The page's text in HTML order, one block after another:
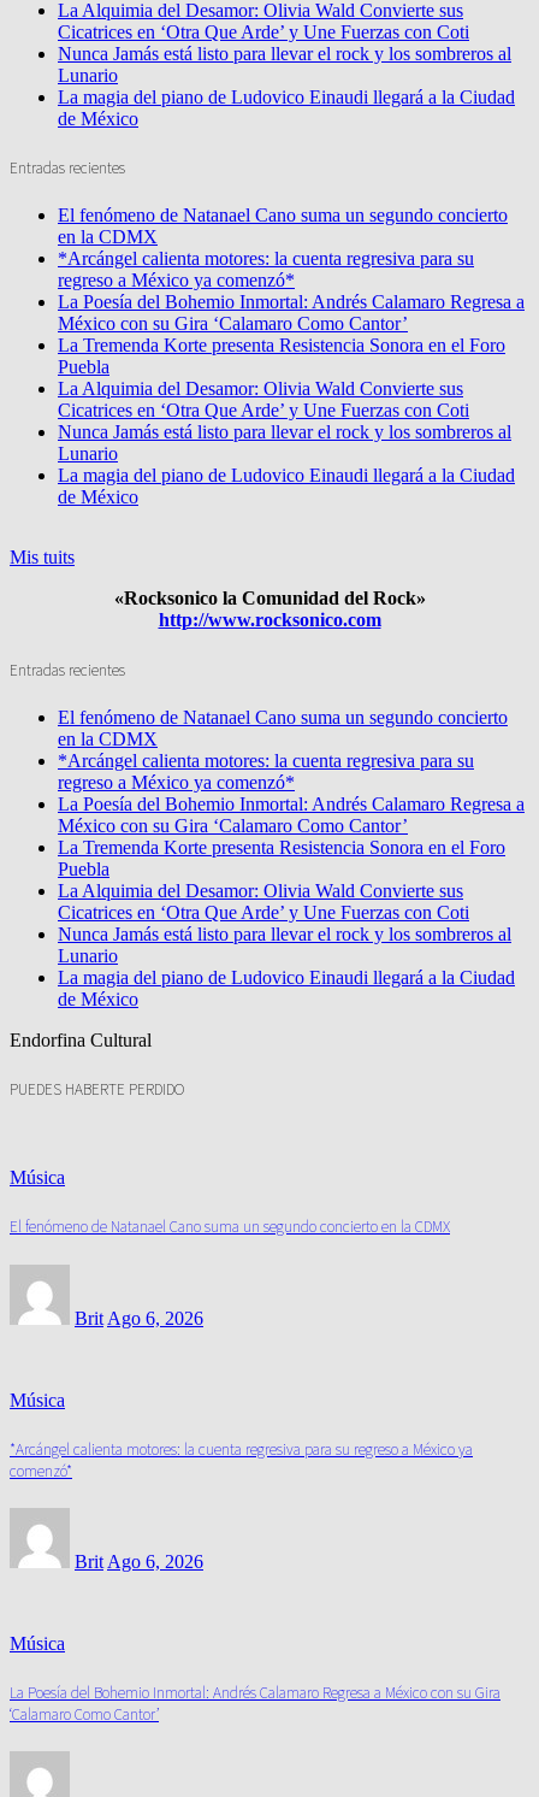
La Alquimia del Desamor: Olivia Wald Convierte sus
Cicatrices en ‘Otra Que Arde’ y Une Fuerzas con Coti
Nunca Jamás está listo para llevar el rock y los sombreros al
Lunario
La magia del piano de Ludovico Einaudi llegará a la Ciudad
de México
Entradas recientes
El fenómeno de Natanael Cano suma un segundo concierto
en la CDMX
*Arcángel calienta motores: la cuenta regresiva para su
regreso a México ya comenzó*
La Poesía del Bohemio Inmortal: Andrés Calamaro Regresa a
México con su Gira ‘Calamaro Como Cantor’
La Tremenda Korte presenta Resistencia Sonora en el Foro
Puebla
La Alquimia del Desamor: Olivia Wald Convierte sus
Cicatrices en ‘Otra Que Arde’ y Une Fuerzas con Coti
Nunca Jamás está listo para llevar el rock y los sombreros al
Lunario
La magia del piano de Ludovico Einaudi llegará a la Ciudad
de México
Mis tuits
«Rocksonico la Comunidad del Rock»
http://www.rocksonico.com
Entradas recientes
El fenómeno de Natanael Cano suma un segundo concierto
en la CDMX
*Arcángel calienta motores: la cuenta regresiva para su
regreso a México ya comenzó*
La Poesía del Bohemio Inmortal: Andrés Calamaro Regresa a
México con su Gira ‘Calamaro Como Cantor’
La Tremenda Korte presenta Resistencia Sonora en el Foro
Puebla
La Alquimia del Desamor: Olivia Wald Convierte sus
Cicatrices en ‘Otra Que Arde’ y Une Fuerzas con Coti
Nunca Jamás está listo para llevar el rock y los sombreros al
Lunario
La magia del piano de Ludovico Einaudi llegará a la Ciudad
de México
Endorfina Cultural
PUEDES HABERTE PERDIDO
Música
El fenómeno de Natanael Cano suma un segundo concierto en la CDMX
Brit Ago 6, 2026
Música
*Arcángel calienta motores: la cuenta regresiva para su regreso a México ya
comenzó*
Brit Ago 6, 2026
Música
La Poesía del Bohemio Inmortal: Andrés Calamaro Regresa a México con su Gira
‘Calamaro Como Cantor’